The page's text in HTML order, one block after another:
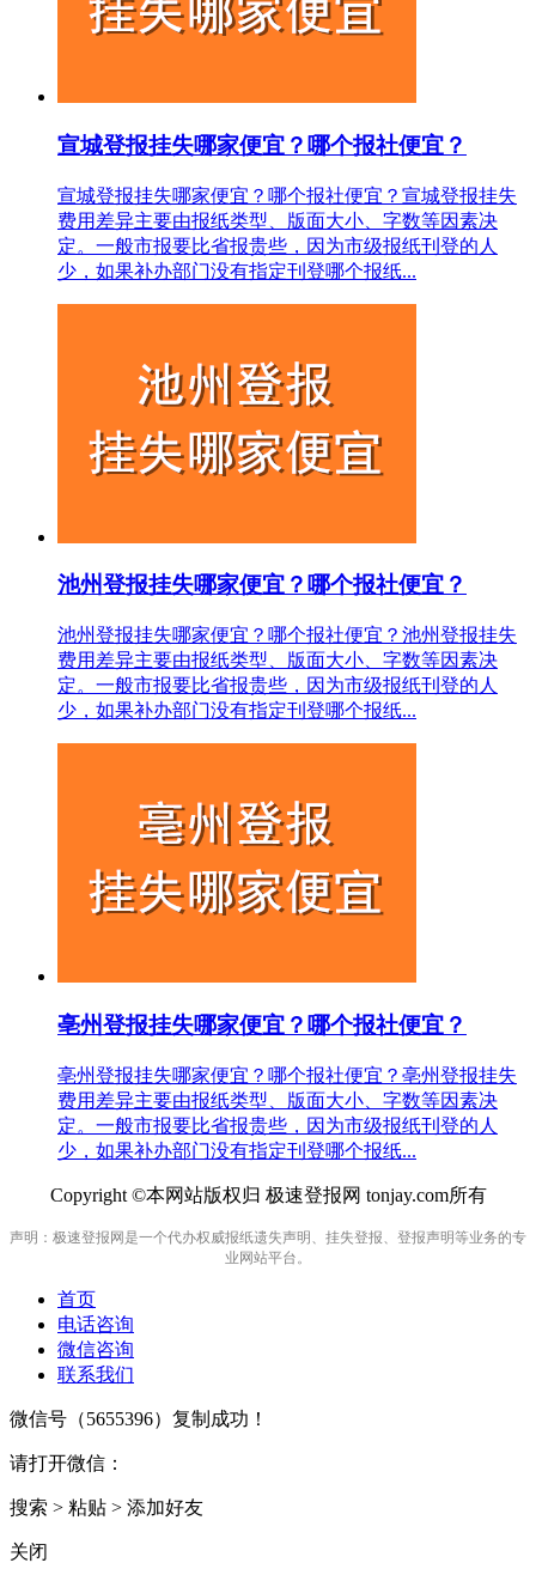
宣城登报挂失哪家便宜？哪个报社便宜？
宣城登报挂失哪家便宜？哪个报社便宜？宣城登报挂失
费用差异主要由报纸类型、版面大小、字数等因素决
定。一般市报要比省报贵些，因为市级报纸刊登的人
少，如果补办部门没有指定刊登哪个报纸...
池州登报挂失哪家便宜？哪个报社便宜？
池州登报挂失哪家便宜？哪个报社便宜？池州登报挂失
费用差异主要由报纸类型、版面大小、字数等因素决
定。一般市报要比省报贵些，因为市级报纸刊登的人
少，如果补办部门没有指定刊登哪个报纸...
亳州登报挂失哪家便宜？哪个报社便宜？
亳州登报挂失哪家便宜？哪个报社便宜？亳州登报挂失
费用差异主要由报纸类型、版面大小、字数等因素决
定。一般市报要比省报贵些，因为市级报纸刊登的人
少，如果补办部门没有指定刊登哪个报纸...
Copyright ©本网站版权归 极速登报网 tonjay.com所有
声明：极速登报网是一个代办权威报纸遗失声明、挂失登报、登报声明等业务的专
业网站平台。
首页
电话咨询
微信咨询
联系我们
微信号（5655396）复制成功！
请打开微信：
搜索 > 粘贴 > 添加好友
关闭